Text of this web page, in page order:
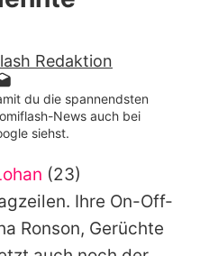
Promiflash
Richtlinien
Redaktion
du die spannendsten
News auch bei
siehst.
(23)
Ihre On-Off-
Ronson, Gerüchte